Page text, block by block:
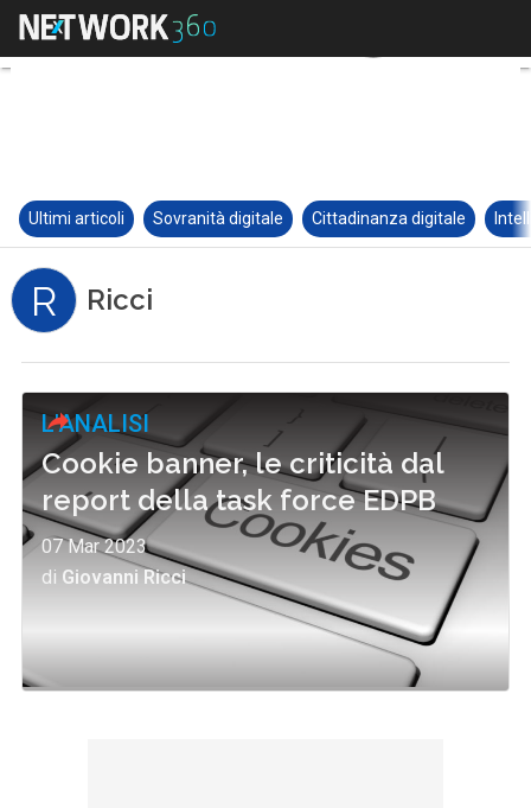
Ultimi articoli Sovranità digitale Cittadinanza digitale
R Ricci
L'ANALISI
Cookie banner, le criticità dal
report della task force EDPB
07 Mar 2023
di Giovanni Ricci